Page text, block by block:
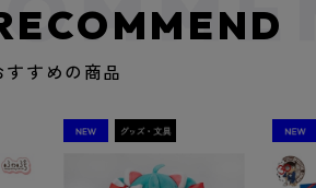
すめの商品